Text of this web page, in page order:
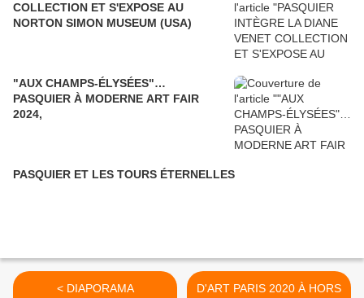
COLLECTION ET S'EXPOSE AU
NORTON SIMON MUSEUM (USA)
"AUX CHAMPS-ÉLYSÉES"…
PASQUIER À MODERNE ART FAIR
2024,
PASQUIER ET LES TOURS ÉTERNELLES
< DIAPORAMA
D'ART PARIS 2020 À HORS